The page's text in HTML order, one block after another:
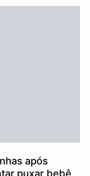
após
puxar bebê